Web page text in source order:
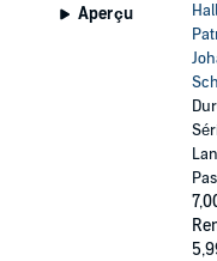
Aperçu